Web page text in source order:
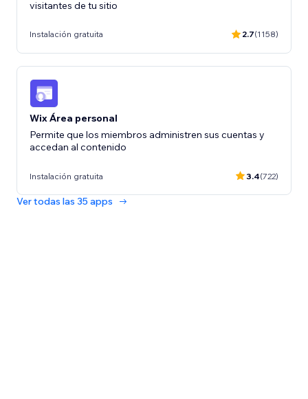
visitantes de tu sitio
Instalación gratuita 2.7(1158)
Wix Área personal
Permite que los miembros administren sus cuentas y
accedan al contenido
Instalación gratuita 3.4(722)
Ver todas las 35 apps